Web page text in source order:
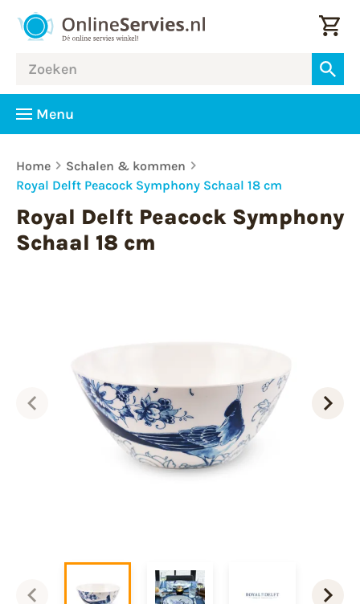
Menu
Home
Schalen & kommen
Royal Delft Peacock Symphony Schaal 18 cm
Royal Delft Peacock Symphony
Schaal 18 cm